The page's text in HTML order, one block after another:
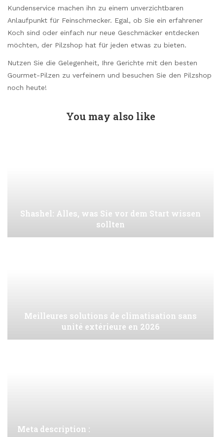
Kundenservice machen ihn zu einem unverzichtbaren
Anlaufpunkt für Feinschmecker. Egal, ob Sie ein erfahrener
Koch sind oder einfach nur neue Geschmäcker entdecken
möchten, der Pilzshop hat für jeden etwas zu bieten.
Nutzen Sie die Gelegenheit, Ihre Gerichte mit den besten
Gourmet-Pilzen zu verfeinern und besuchen Sie den Pilzshop
noch heute!
You may also like
Shashel: Alles, was Sie vor dem Start wissen
sollten
Meilleures solutions de climatisation sans
unité extérieure en 2026
Meta description :